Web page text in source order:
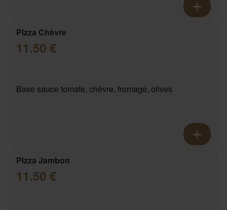
Pizza Chèvre
11.50 €
Base sauce tomate, chèvre, fromage, olives
Pizza Jambon
11.50 €